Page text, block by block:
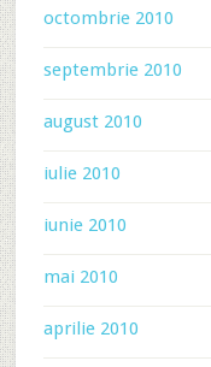
octombrie 2010
septembrie 2010
august 2010
iulie 2010
iunie 2010
mai 2010
aprilie 2010